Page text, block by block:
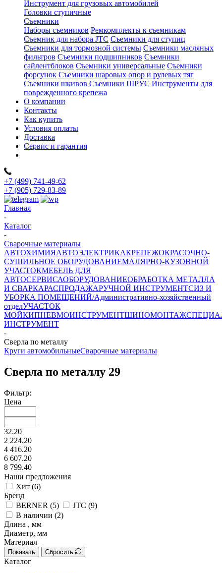
Инструмент для грузовых автомобилей
Головки ступичные
Съемники
Наборы съемников Ремкомплекты к съемникам
Съемник для набора JTC Съемники для ступиц
Съемники для тормозной системы Съемники масляных
фильтров Съемники подшипников Съемники
сайлентблоков Съемники универсальные Съемники
форсунок Съемники шаровых опор и рулевых тяг
Съемники шкивов Съемники ШРУС Инструменты для
поврежденного крепежа
О компании
Контакты
Как купить
Условия оплаты
Доставка
Сервис и гарантия
+7 (499) 741-49-62
+7 (905) 729-83-89
Главная
-
Каталог
-
Сварочные материалы
АВТОХИМИЯАВТОЭЛЕКТРИКАКРЕПЕЖОКРАСОЧНО-
СУШИЛЬНОЕ ОБОРУДОВАНИЕМАЛЯРНО-КУЗОВНОЙ
УЧАСТОКМЕБЕЛЬ ДЛЯ
АВТОСЕРВИСАОБОРУДОВАНИЕОБРАБОТКА МЕТАЛЛА
И СВАРКАРАСПРОДАЖАРУЧНОЙ ИНСТРУМЕНТСИЗ И
УБОРКА ПОМЕЩЕНИЙ/Административно-хозяйственный
отделУЧАСТОК
МОЙКИПНЕВМОИНСТРУМЕНТШИНОМОНТАЖ
ИНСТРУМЕНТ
-
Сверла по металлу
Круги автомобильныеСварочные материалы
Сверла по металлу 29
Фильтр:
Цена
32.20
2 224.20
4 416.20
6 607.20
8 799.40
Наши предложения
Хит (6)
Бренд
BERNER (5) JTC (9)
В наличии (2)
Длина , мм
Диаметр, мм
Материал
Показать Сбросить
Каталог